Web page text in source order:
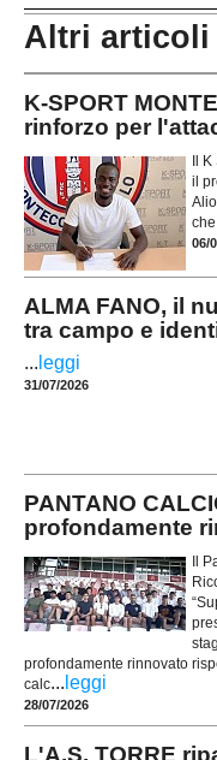
Altri articoli
K-SPORT
rinforzo per
Il
il
06/
ALMA FANO, il
tra campo e
... leggi
31/07/2026
PANTANO
profondamente
Il
profondamente rinnovato
calc... leggi
28/07/2026
L'A.S. TORRE